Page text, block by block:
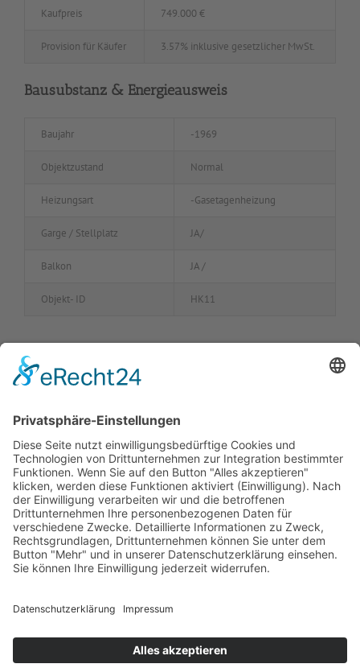
Kaufpreis 749.000 €
Provision für Käufer 3.57% inklusive gesetzlicher MwSt.
Bausubstanz & Energieausweis
Baujahr -1969
Objektzustand Normal
Heizungsart -Gasetagenheizung
Garge / Stellplatz JA/
Balkon JA /
Objekt- ID HK11